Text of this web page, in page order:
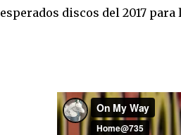
esperados discos del 2017